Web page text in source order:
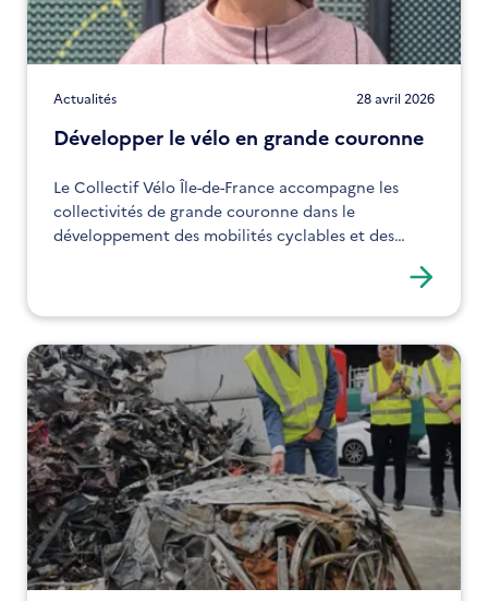
Actualités 28 avril 2026
Développer le vélo en grande couronne
Le Collectif Vélo Île-de-France accompagne les
collectivités de grande couronne dans le
développement des mobilités cyclables et des